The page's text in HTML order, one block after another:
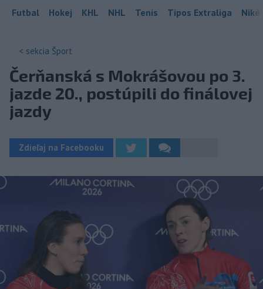
Futbal Hokej KHL NHL Tenis Tipos Extraliga
< sekcia Šport
Čerňanská s Mokrášovou po 3.
jazde 20., postúpili do finálovej
jazdy
Zdieľaj na Facebooku